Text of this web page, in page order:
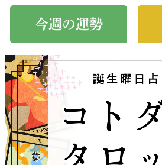
今週の運勢